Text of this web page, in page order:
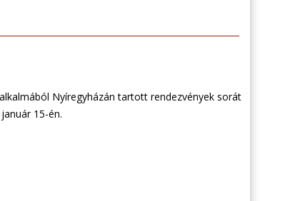
Nyíregyházán tartott rendezvények sorát
15-én.